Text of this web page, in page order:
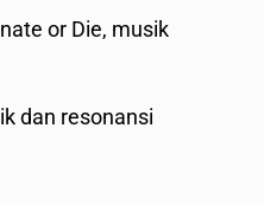
or Die, musik
dan resonansi